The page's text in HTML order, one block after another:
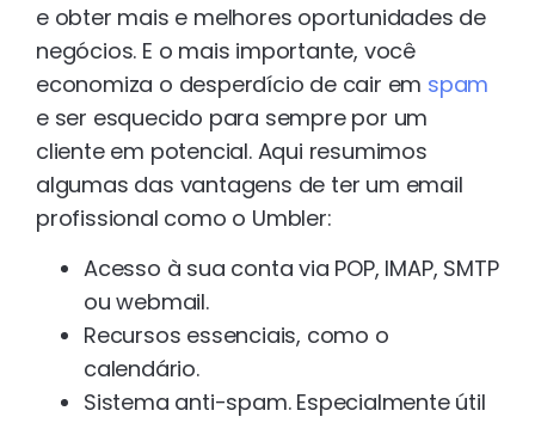
e obter mais e melhores oportunidades de
negócios. E o mais importante, você
economiza o desperdício de cair em spam
e ser esquecido para sempre por um
cliente em potencial. Aqui resumimos
algumas das vantagens de ter um email
profissional como o Umbler:
Acesso à sua conta via POP, IMAP, SMTP
ou webmail.
Recursos essenciais, como o
calendário.
Sistema anti-spam. Especialmente útil